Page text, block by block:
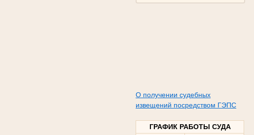
О получении судебных
извещений посредством ГЭПС
ГРАФИК РАБОТЫ СУДА